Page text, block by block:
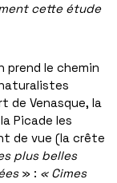
cette étude
prend le chemin
de Venasque, la
Picade les
de vue (la crête
plus belles
» : « Cimes